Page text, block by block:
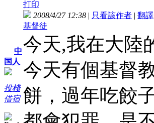
中
国人
投棧
借宿
打印
2008/4/27 12:38 | 只看該作者 | 翻譯
基督徒
今天,我在大陸
今天有個基督
餅，過年吃餃